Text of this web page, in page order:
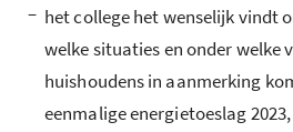
– het college het wenselijk vindt
welke situaties en onder welke
huishoudens in aanmerking
eenmalige energietoeslag